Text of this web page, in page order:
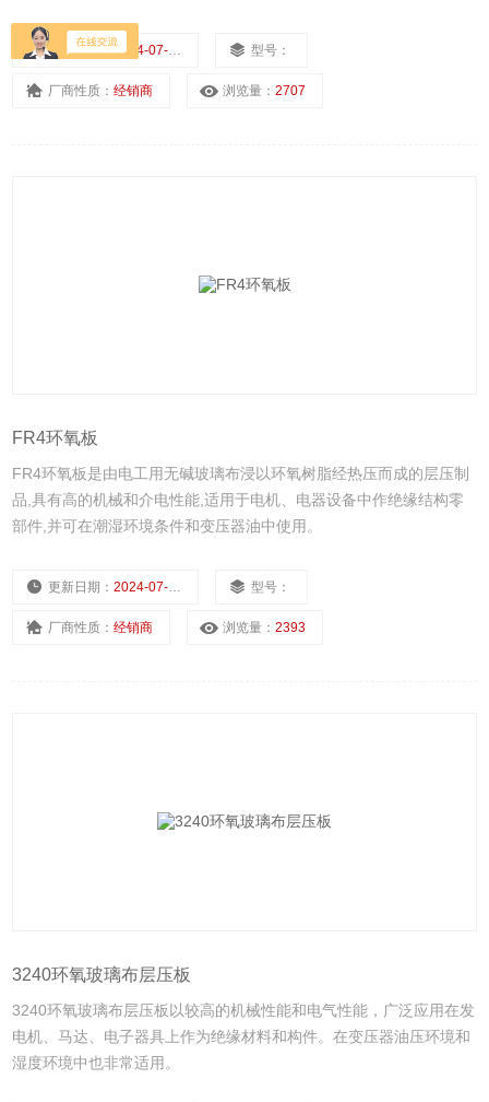
更新日期：2024-07-24 型号：
厂商性质：经销商 浏览量：2707
FR4环氧板
FR4环氧板是由电工用无碱玻璃布浸以环氧树脂经热压而成的层压制
品,具有高的机械和介电性能,适用于电机、电器设备中作绝缘结构零
部件,并可在潮湿环境条件和变压器油中使用。
更新日期：2024-07-24 型号：
厂商性质：经销商 浏览量：2393
3240环氧玻璃布层压板
3240环氧玻璃布层压板以较高的机械性能和电气性能，广泛应用在发
电机、马达、电子器具上作为绝缘材料和构件。在变压器油压环境和
湿度环境中也非常适用。